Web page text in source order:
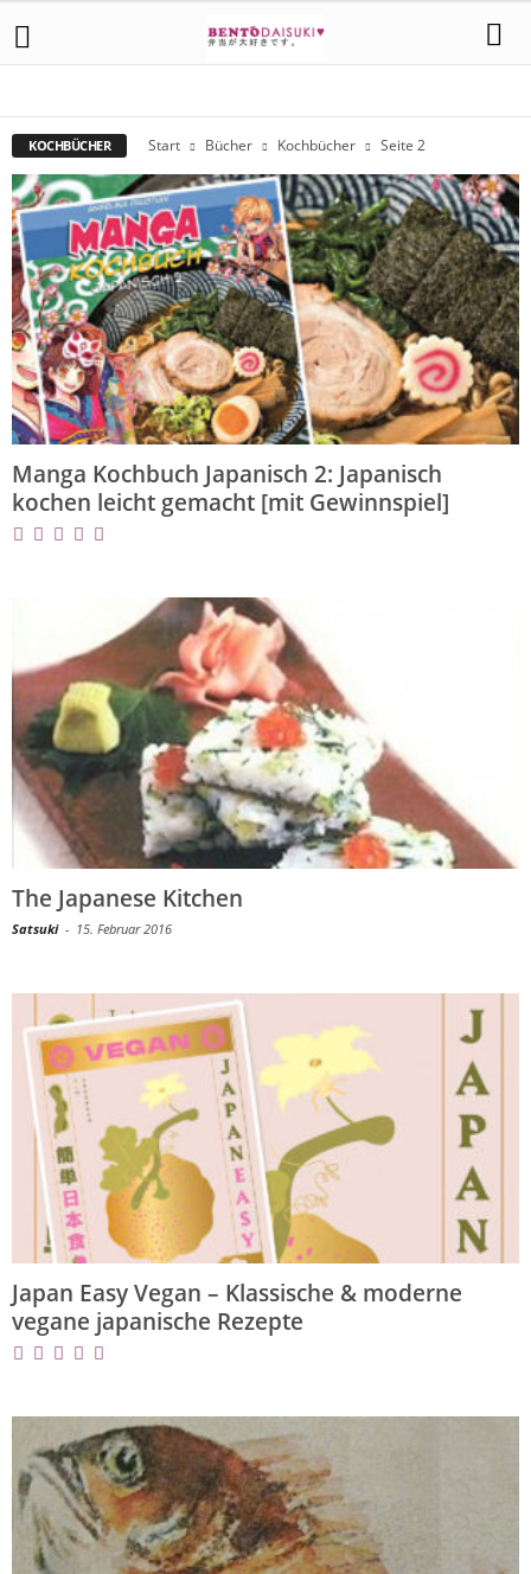
KOCHBÜCHER Start Bücher Kochbücher Seite 2
Manga Kochbuch Japanisch 2: Japanisch
kochen leicht gemacht [mit Gewinnspiel]
The Japanese Kitchen
Satsuki - 15. Februar 2016
Japan Easy Vegan – Klassische & moderne
vegane japanische Rezepte